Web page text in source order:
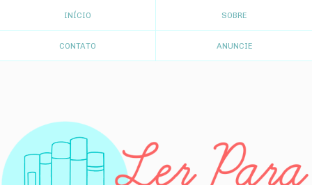
INÍCIO SOBRE
CONTATO ANUNCIE